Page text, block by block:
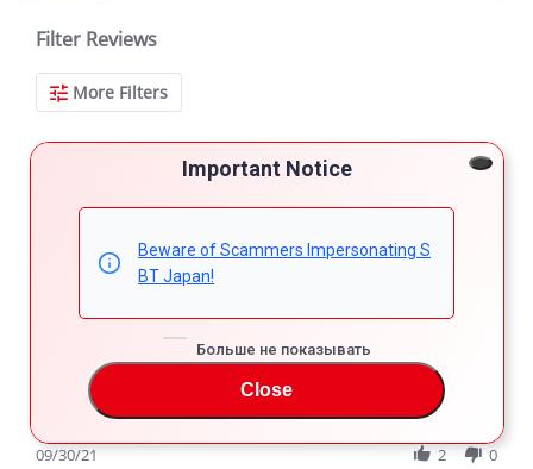
Important Notice
Beware of Scammers Impersonating S
BT Japan!
Больше не показывать
Close
Filter Reviews
More Filters
Verified Buyer
rating
Wonderful Nissan Cube
Sep
2021
Wonderful
Nissan
Super Happy > Genki !, Thankyou Ateeb for your massive
effort and all at SBT for taking care of this journey for us ,
Worth the wait. LOVE our CUBE
Share
'
Review
Comments (1)
09/30/21
2 0